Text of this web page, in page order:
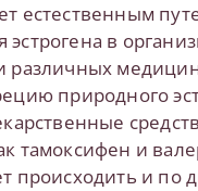
естественным
в
различных
природного
тамоксифен и
происходить и по